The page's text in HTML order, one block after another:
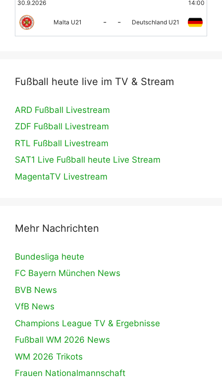
30.9.2026 14:00
Malta U21 - - Deutschland U21
Fußball heute live im TV & Stream
ARD Fußball Livestream
ZDF Fußball Livestream
RTL Fußball Livestream
SAT1 Live Fußball heute Live Stream
MagentaTV Livestream
Mehr Nachrichten
Bundesliga heute
FC Bayern München News
BVB News
VfB News
Champions League TV & Ergebnisse
Fußball WM 2026 News
WM 2026 Trikots
Frauen Nationalmannschaft